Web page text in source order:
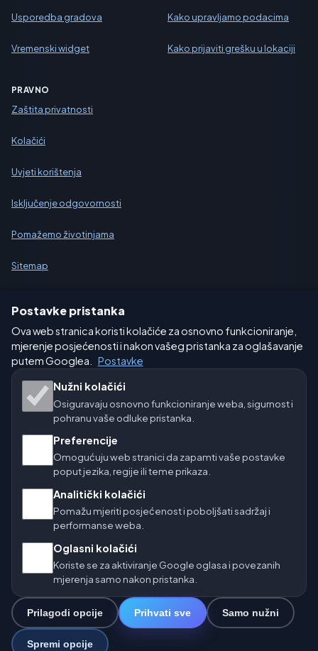
Usporedba gradova
Vremenski widget
Kako upravljamo podacima
Kako prijaviti grešku u lokaciji
PRAVNO
Zaštita privatnosti
Kolačići
Uvjeti korištenja
Isključenje odgovornosti
Pomažemo životinjama
Sitemap
Naše vremenske stranice:
🇨🇿 Češka
🇩🇪🇦🇹🇨🇭 Njemačka / Austrija / Švicarska
🌎 Latinska Amerika i Španjolska
🇮🇳 Južna i jugoistočna Azija
Operater: Spolek Minizoo.cz z.s. | IČO: 21135550 |
info@vrijeme.online
© 2026 Vrijeme Online · Podaci: Open-Meteo (ECMWF, ICON) ·
OpenWeatherMap · Upozorenja: DHMZ
Postavke pristanka
Ova web stranica koristi kolačiće za osnovno funkcioniranje,
mjerenje posjećenosti i nakon vašeg pristanka za oglašavanje
putem Googlea.
Postavke
Nužni kolačići
Osiguravaju osnovno funkcioniranje weba, sigurnost i
pohranu vaše odluke pristanka.
Preferencije
Omogućuju web stranici da zapamti vaše postavke
poput jezika, regije ili teme prikaza.
Analitički kolačići
Pomažu mjeriti posjećenost i poboljšati sadržaj i
performanse weba.
Oglasni kolačići
Koriste se za aktiviranje Google oglasa i povezanih
mjerenja samo nakon pristanka.
Prilagodi opcije Prihvati sve Samo nužni
Spremi opcije